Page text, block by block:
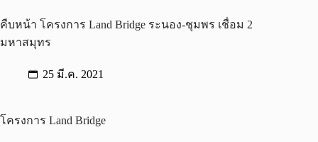
คืบหน้า โครงการ Land Bridge ระนอง-ชุมพร เชื่อม 2
มหาสมุทร
25 มี.ค. 2021
โครงการ Land Bridge